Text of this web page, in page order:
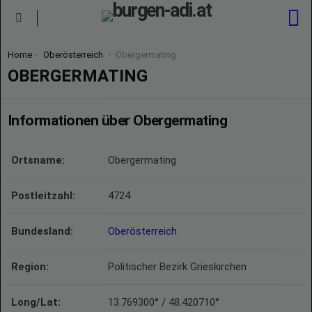
You are here:
Home Oberösterreich Obergermating
OBERGERMATING
Informationen über Obergermating
Ortsname: Obergermating
Postleitzahl: 4724
Bundesland: Oberösterreich
Region: Politischer Bezirk Grieskirchen
Long/Lat: 13.769300° / 48.420710°